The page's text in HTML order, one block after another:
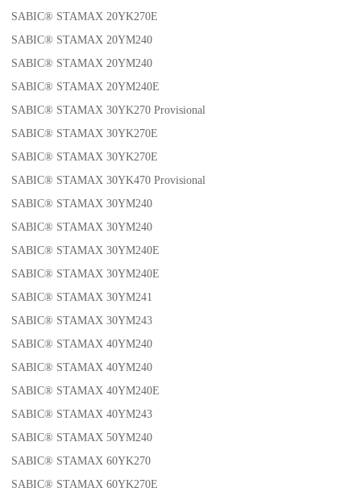
SABIC® STAMAX 20YK270E
SABIC® STAMAX 20YM240
SABIC® STAMAX 20YM240
SABIC® STAMAX 20YM240E
SABIC® STAMAX 30YK270 Provisional
SABIC® STAMAX 30YK270E
SABIC® STAMAX 30YK270E
SABIC® STAMAX 30YK470 Provisional
SABIC® STAMAX 30YM240
SABIC® STAMAX 30YM240
SABIC® STAMAX 30YM240E
SABIC® STAMAX 30YM240E
SABIC® STAMAX 30YM241
SABIC® STAMAX 30YM243
SABIC® STAMAX 40YM240
SABIC® STAMAX 40YM240
SABIC® STAMAX 40YM240E
SABIC® STAMAX 40YM243
SABIC® STAMAX 50YM240
SABIC® STAMAX 60YK270
SABIC® STAMAX 60YK270E